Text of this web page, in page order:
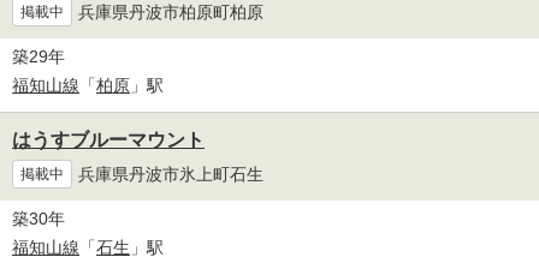
掲載中 兵庫県丹波市柏原町柏原
築29年
福知山線 「柏原 」駅
はうすブルーマウント
掲載中 兵庫県丹波市氷上町石生
築30年
福知山線 「石生 」駅